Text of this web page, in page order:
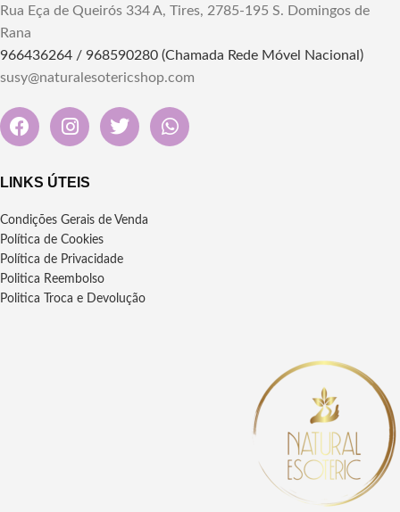
Rua Eça de Queirós 334 A, Tires, 2785-195 S. Domingos de
Rana
966436264 / 968590280 (Chamada Rede Móvel Nacional)
susy@naturalesotericshop.com
LINKS ÚTEIS
Condições Gerais de Venda
Política de Cookies
Política de Privacidade
Politica Reembolso
Politica Troca e Devolução